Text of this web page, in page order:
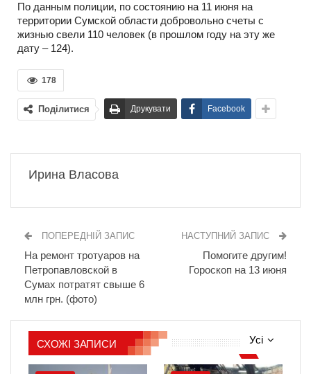
По данным полиции, по состоянию на 11 июня на
территории Сумской области добровольно счеты с
жизнью свели 110 человек (в прошлом году на эту же
дату – 124).
178
Поділитися Друкувати Facebook
Ирина Власова
ПОПЕРЕДНІЙ ЗАПИС
На ремонт тротуаров на
Петропавловской в
Сумах потратят свыше 6
млн грн. (фото)
НАСТУПНИЙ ЗАПИС
Помогите другим!
Гороскоп на 13 июня
Усі
СХОЖІ ЗАПИСИ